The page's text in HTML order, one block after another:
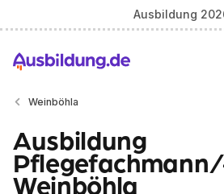
Ausbildung
Weinböhla
Ausbildung
Weinböhla